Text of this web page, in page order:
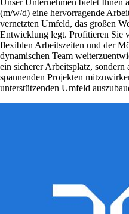
(m/w/d) eine hervorragende
vernetzten Umfeld, das großen
Entwicklung legt. Profitieren Sie
flexiblen Arbeitszeiten und der
dynamischen Team
ein sicherer Arbeitsplatz, sondern
spannenden Projekten
unterstützenden Umfeld